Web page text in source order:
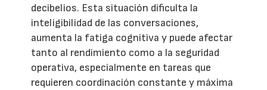
decibelios. Esta situación dificulta la
inteligibilidad de las conversaciones,
aumenta la fatiga cognitiva y puede afectar
tanto al rendimiento como a la seguridad
operativa, especialmente en tareas que
requieren coordinación constante y máxima